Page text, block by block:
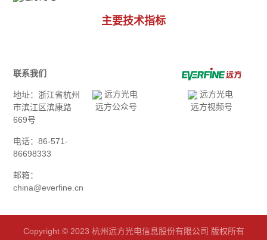
主要技术指标
联系我们
地址：浙江省杭州
市滨江区滨康路
669号
电话：86-571-
86698333
邮箱：
china@everfine.cn
远方公众号 远方视频号
Copyright © 2023 杭州远方光电信息股份有限公司 版权所有